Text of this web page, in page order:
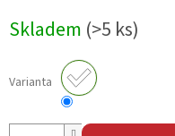
cena:
Skladem (>5 ks)
Varianta